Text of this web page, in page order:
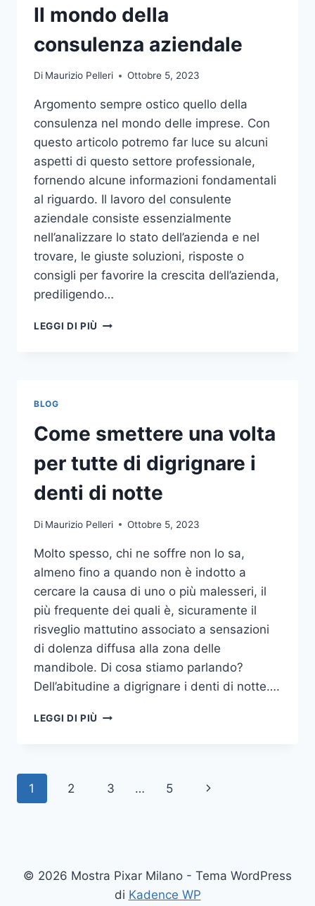
PER
L’ARREDO
GIARDINO
Il mondo della
consulenza aziendale
Di Maurizio Pelleri Ottobre 5, 2023
Argomento sempre ostico quello della
consulenza nel mondo delle imprese. Con
questo articolo potremo far luce su alcuni
aspetti di questo settore professionale,
fornendo alcune informazioni fondamentali
al riguardo. Il lavoro del consulente
aziendale consiste essenzialmente
nell’analizzare lo stato dell’azienda e nel
trovare, le giuste soluzioni, risposte o
consigli per favorire la crescita dell’azienda,
prediligendo…
LEGGI DI PIÙ IL
BLOG
Come smettere una volta
per tutte di digrignare i
denti di notte
Di Maurizio Pelleri Ottobre 5, 2023
Molto spesso, chi ne soffre non lo sa,
almeno fino a quando non è indotto a
cercare la causa di uno o più malesseri, il
più frequente dei quali è, sicuramente il
risveglio mattutino associato a sensazioni
di dolenza diffusa alla zona delle
mandibole. Di cosa stiamo parlando?
Dell’abitudine a digrignare i denti di notte….
LEGGI DI PIÙ COME
TUTTE
NOTTE
Navigazione
1 2 3 … 5
Pagina
© 2026 Mostra Pixar Milano - Tema WordPress
di Kadence WP